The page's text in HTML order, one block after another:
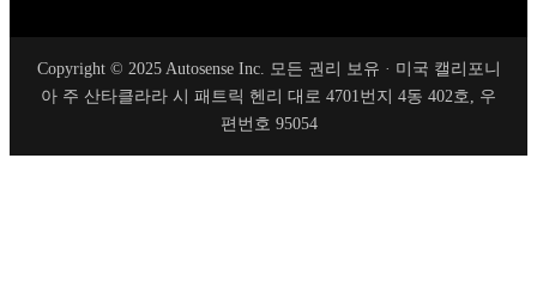
Copyright © 2025 Autosense Inc. 모든 권리 보유 · 미국 캘리포니
아 주 산타클라라 시 패트릭 헨리 대로 4701번지 4동 402호, 우
편번호 95054